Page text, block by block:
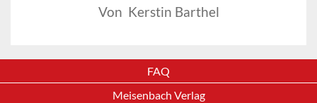
Von Kerstin Barthel
FAQ
Meisenbach Verlag